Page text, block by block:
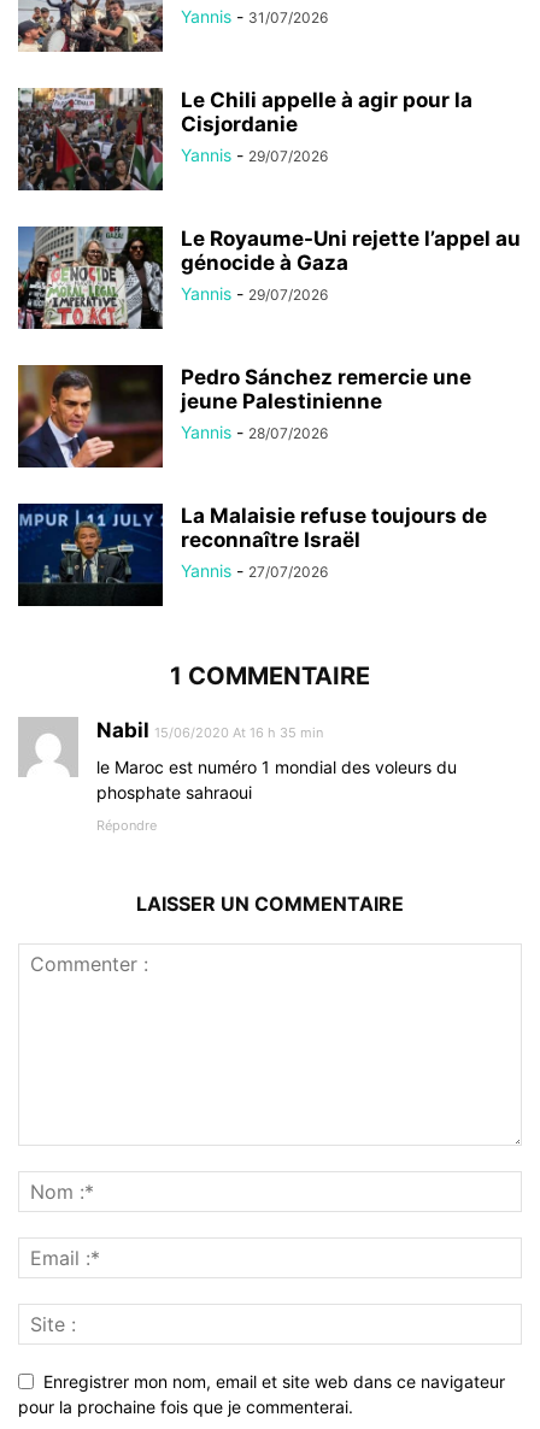
Yannis - 31/07/2026
Le Chili appelle à agir pour la
Cisjordanie
Yannis - 29/07/2026
Le Royaume-Uni rejette l’appel au
génocide à Gaza
Yannis - 29/07/2026
Pedro Sánchez remercie une
jeune Palestinienne
Yannis - 28/07/2026
La Malaisie refuse toujours de
reconnaître Israël
Yannis - 27/07/2026
1 COMMENTAIRE
Nabil 15/06/2020 At 16 h 35 min
le Maroc est numéro 1 mondial des voleurs du
phosphate sahraoui
Répondre
LAISSER UN COMMENTAIRE
Enregistrer mon nom, email et site web dans ce navigateur
pour la prochaine fois que je commenterai.